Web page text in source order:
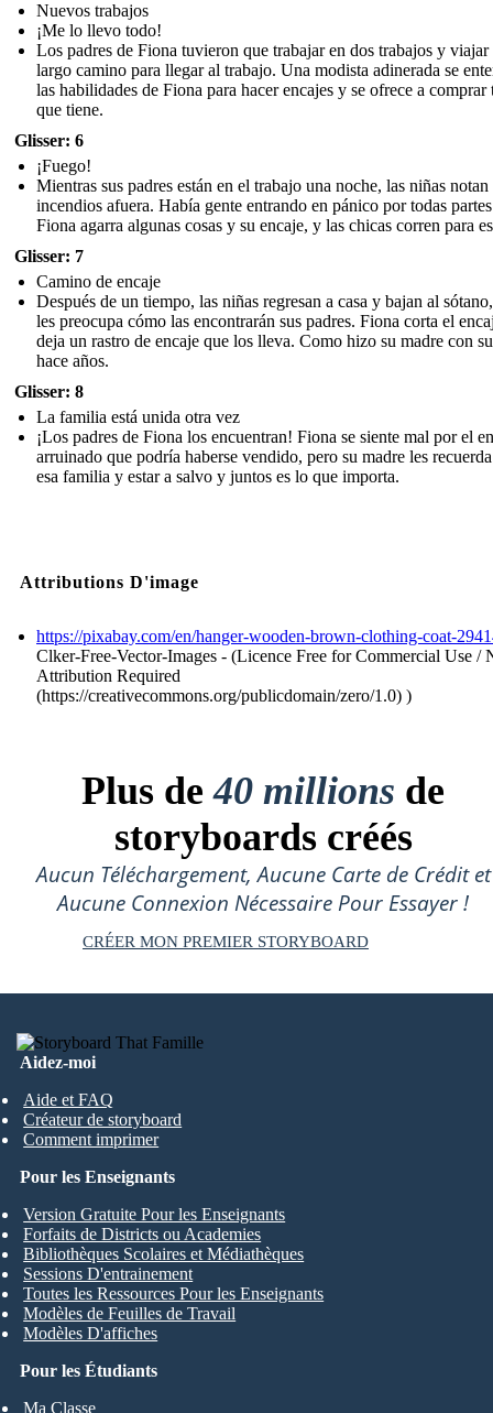
Nuevos trabajos
¡Me lo llevo todo!
Los padres de Fiona tuvieron que trabajar en dos trabajos y viajar
largo camino para llegar al trabajo. Una modista adinerada se
las habilidades de Fiona para hacer encajes y se ofrece a comprar
que tiene.
Glisser: 6
¡Fuego!
Mientras sus padres están en el trabajo una noche, las niñas notan
incendios afuera. Había gente entrando en pánico por todas
Fiona agarra algunas cosas y su encaje, y las chicas corren para
Glisser: 7
Camino de encaje
Después de un tiempo, las niñas regresan a casa y bajan al
les preocupa cómo las encontrarán sus padres. Fiona corta el
deja un rastro de encaje que los lleva. Como hizo su madre con
hace años.
Glisser: 8
La familia está unida otra vez
¡Los padres de Fiona los encuentran! Fiona se siente mal por el
arruinado que podría haberse vendido, pero su madre les
esa familia y estar a salvo y juntos es lo que importa.
Attributions D'image
https://pixabay.com/en/hanger-wooden-brown-clothing-coat-
Clker-Free-Vector-Images - (Licence Free for Commercial Use /
Attribution Required
(https://creativecommons.org/publicdomain/zero/1.0) )
Plus de40 millions de
storyboards créés
Aucun Téléchargement, Aucune Carte de Crédit et
Aucune Connexion Nécessaire Pour Essayer !
CRÉER MON PREMIER STORYBOARD
Aidez-moi
Aide et FAQ
Créateur de storyboard
Comment imprimer
Pour les Étudiants
Ma Classe
Pour les Enseignants
Version Gratuite Pour les Enseignants
Forfaits de Districts ou Academies
Bibliothèques Scolaires et Médiathèques
Sessions D'entrainement
Toutes les Ressources Pour les Enseignants
Modèles de Feuilles de Travail
Modèles D'affiches